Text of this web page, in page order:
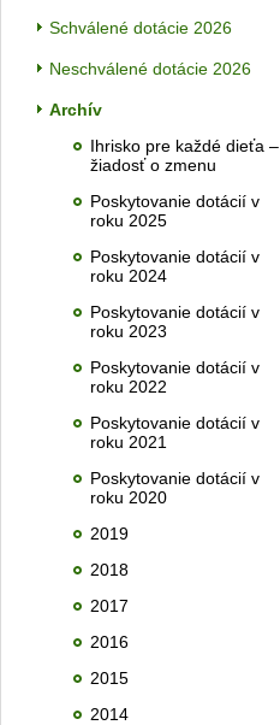
Schválené dotácie 2026
Neschválené dotácie 2026
Archív
Ihrisko pre každé dieťa –
žiadosť o zmenu
Poskytovanie dotácií v
roku 2025
Poskytovanie dotácií v
roku 2024
Poskytovanie dotácií v
roku 2023
Poskytovanie dotácií v
roku 2022
Poskytovanie dotácií v
roku 2021
Poskytovanie dotácií v
roku 2020
2019
2018
2017
2016
2015
2014